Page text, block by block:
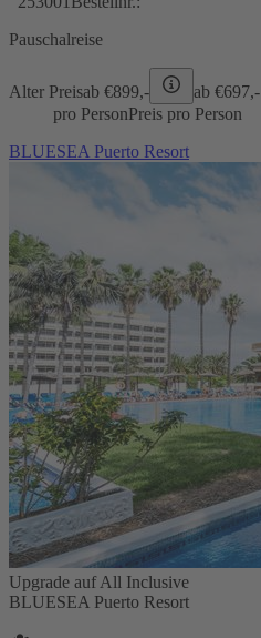
Pauschalreise
Alter Preisab €899,- ab €697,-
pro PersonPreis pro Person
BLUESEA Puerto Resort
Upgrade auf All Inclusive
BLUESEA Puerto Resort